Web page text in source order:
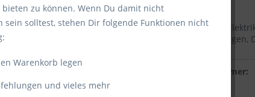
Hersteller:e+p
59469 Ense-
e+p Artikelnummer:
zu können. Wenn Du damit nicht
sein solltest, stehen Dir folgende Funktionen nicht
Warenkorb legen
und vieles mehr